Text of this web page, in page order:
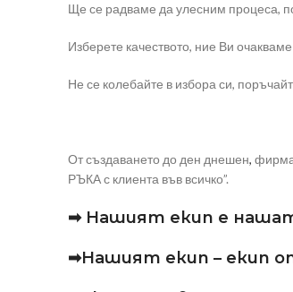
Ще се радваме да улесним процеса,
Изберете качеството, ние Ви
Не се колебайте в избора си,
От създаването до ден днешен,
РЪКА с клиента във всичко”.
➡ Нашият екип е
➡Нашият екип – екип